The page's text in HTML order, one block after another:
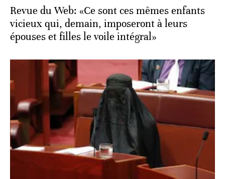
Revue du Web: «Ce sont ces mêmes enfants
vicieux qui, demain, imposeront à leurs
épouses et filles le voile intégral»